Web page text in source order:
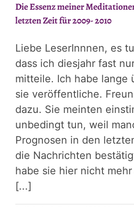
Die Essenz meiner
letzten Zeit für 2009- 2010
Liebe LeserInnnen, es
dass ich diesjahr fast
mitteile. Ich habe lange
sie veröffentliche.
dazu. Sie meinten
unbedingt tun, weil
Prognosen in den
die Nachrichten
habe sie hier nicht
[...]